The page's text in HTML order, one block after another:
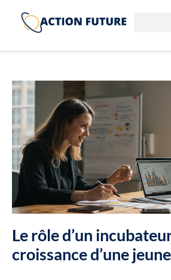
Le rôle d’un
croissance d’une